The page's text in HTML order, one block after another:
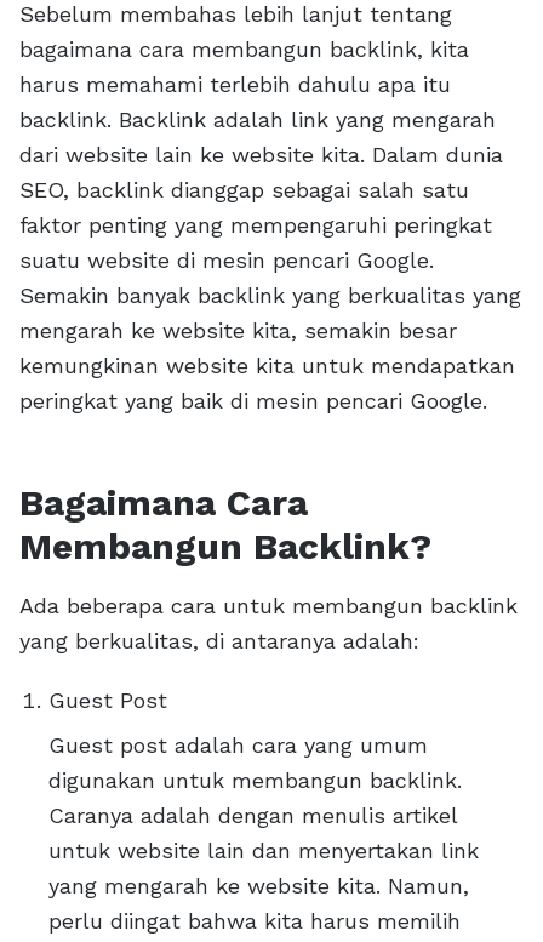
Sebelum membahas lebih lanjut tentang
bagaimana cara membangun backlink, kita
harus memahami terlebih dahulu apa itu
backlink. Backlink adalah link yang mengarah
dari website lain ke website kita. Dalam dunia
SEO, backlink dianggap sebagai salah satu
faktor penting yang mempengaruhi peringkat
suatu website di mesin pencari Google.
Semakin banyak backlink yang berkualitas yang
mengarah ke website kita, semakin besar
kemungkinan website kita untuk mendapatkan
peringkat yang baik di mesin pencari Google.
Bagaimana Cara
Membangun Backlink?
Ada beberapa cara untuk membangun backlink
yang berkualitas, di antaranya adalah:
Guest Post
Guest post adalah cara yang umum
digunakan untuk membangun backlink.
Caranya adalah dengan menulis artikel
untuk website lain dan menyertakan link
yang mengarah ke website kita. Namun,
perlu diingat bahwa kita harus memilih